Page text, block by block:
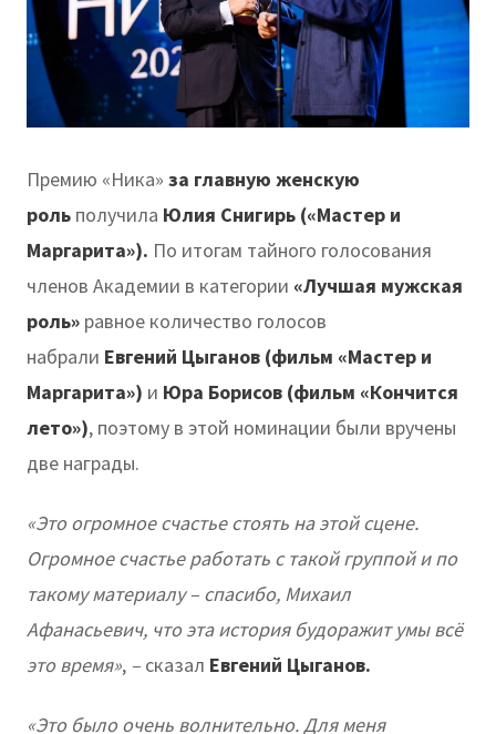
Премию «Ника» за главную женскую
роль получила Юлия Снигирь («Мастер и
Маргарита»). По итогам тайного голосования
членов Академии в категории «Лучшая мужская
роль» равное количество голосов
набрали Евгений Цыганов (фильм «Мастер и
Маргарита») и Юра Борисов (фильм «Кончится
лето»), поэтому в этой номинации были вручены
две награды.
«Это огромное счастье стоять на этой сцене.
Огромное счастье работать с такой группой и по
такому материалу – спасибо, Михаил
Афанасьевич, что эта история будоражит умы всё
это время», – сказал Евгений Цыганов.
«Это было очень волнительно. Для меня